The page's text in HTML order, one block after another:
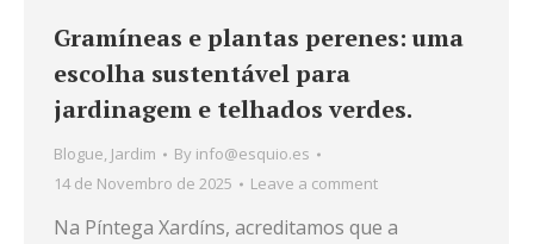
Gramíneas e plantas perenes: uma
escolha sustentável para
jardinagem e telhados verdes.
Blogue, Jardim By info@esquio.es
14 de Novembro de 2025
Leave a comment
Na Píntega Xardíns, acreditamos que a